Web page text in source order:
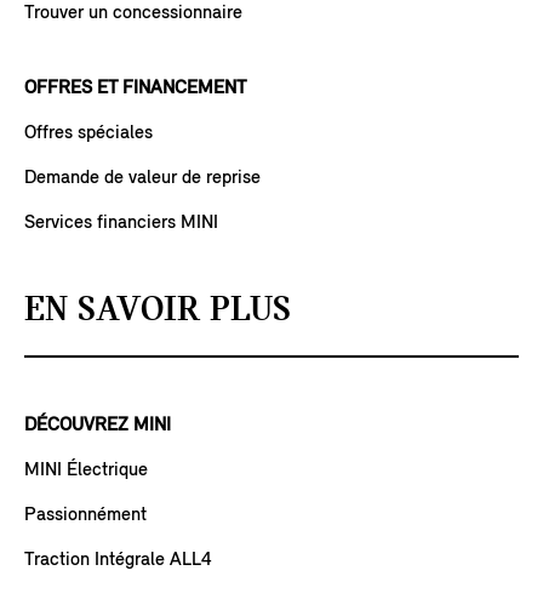
Trouver un concessionnaire
OFFRES ET FINANCEMENT
Offres spéciales
Demande de valeur de reprise
Services financiers MINI
EN SAVOIR PLUS
DÉCOUVREZ MINI
MINI Électrique
Passionnément
Traction Intégrale ALL4